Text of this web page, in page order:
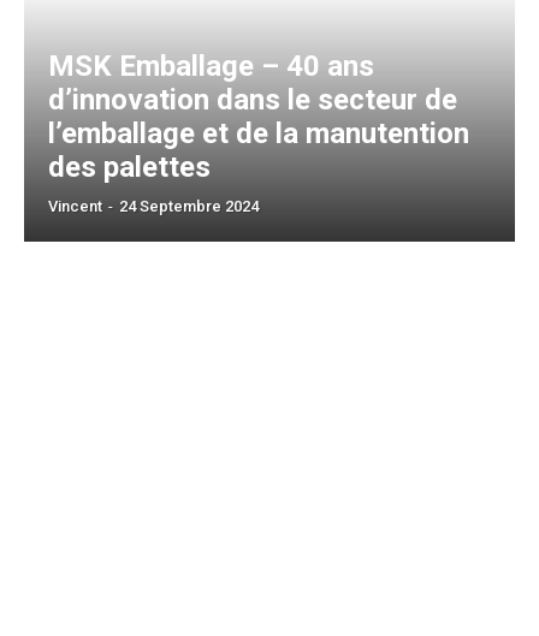
MSK Emballage – 40 ans
d’innovation dans le secteur de
l’emballage et de la manutention
des palettes
Vincent - 24 Septembre 2024